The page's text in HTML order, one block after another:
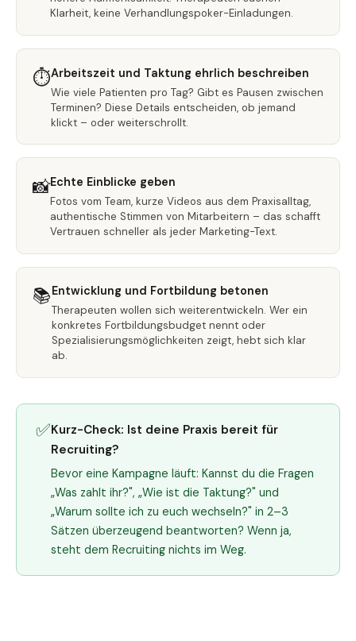
Klarheit, keine Verhandlungspoker-Einladungen.
⏱️Arbeitszeit und Taktung ehrlich beschreiben
Wie viele Patienten pro Tag? Gibt es Pausen zwischen
Terminen? Diese Details entscheiden, ob jemand
klickt – oder weiterschrollt.
📸Echte Einblicke geben
Fotos vom Team, kurze Videos aus dem Praxisalltag,
authentische Stimmen von Mitarbeitern – das schafft
Vertrauen schneller als jeder Marketing-Text.
📚Entwicklung und Fortbildung betonen
Therapeuten wollen sich weiterentwickeln. Wer ein
konkretes Fortbildungsbudget nennt oder
Spezialisierungsmöglichkeiten zeigt, hebt sich klar
ab.
✅Kurz-Check: Ist deine Praxis bereit für
Recruiting?
Bevor eine Kampagne läuft: Kannst du die Fragen
„Was zahlt ihr?", „Wie ist die Taktung?" und
„Warum sollte ich zu euch wechseln?" in 2–3
Sätzen überzeugend beantworten? Wenn ja,
steht dem Recruiting nichts im Weg.